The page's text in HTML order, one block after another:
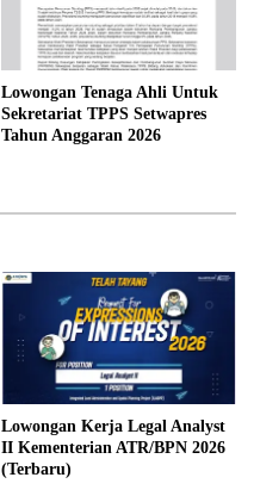
Lowongan Tenaga Ahli Untuk
Sekretariat TPPS Setwapres
Tahun Anggaran 2026
Lowongan Kerja Legal Analyst
II Kementerian ATR/BPN 2026
(Terbaru)